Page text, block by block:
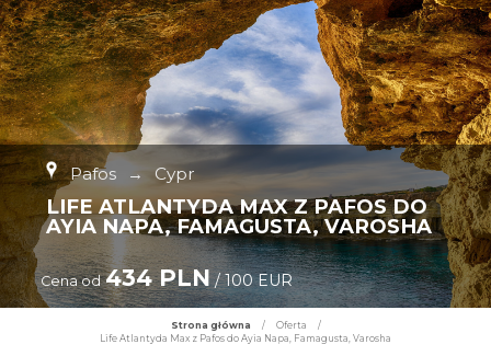
Pafos → Cypr
LIFE ATLANTYDA MAX Z PAFOS DO
AYIA NAPA, FAMAGUSTA, VAROSHA
Cena od 434 PLN/ 100 EUR
Strona główna / Oferta
/
Life Atlantyda Max z Pafos do Ayia Napa, Famagusta, Varosha